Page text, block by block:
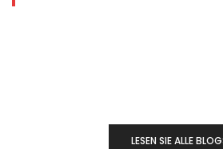
LESEN SIE ALLE